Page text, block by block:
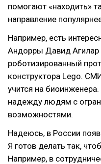
помогают «находить»
направление
Например, есть
Андорры Давид Агилар
роботизированный
конструктора Lego.
учится на
надежду людям с
возможностями.
Надеюсь, в России
Я готов делать так,
Например, в